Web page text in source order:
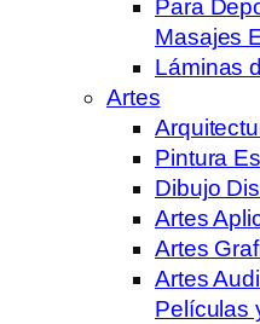
Para
Masajes
Láminas
Artes
Pintura
Dibujo
Artes
Artes
Artes
Películas